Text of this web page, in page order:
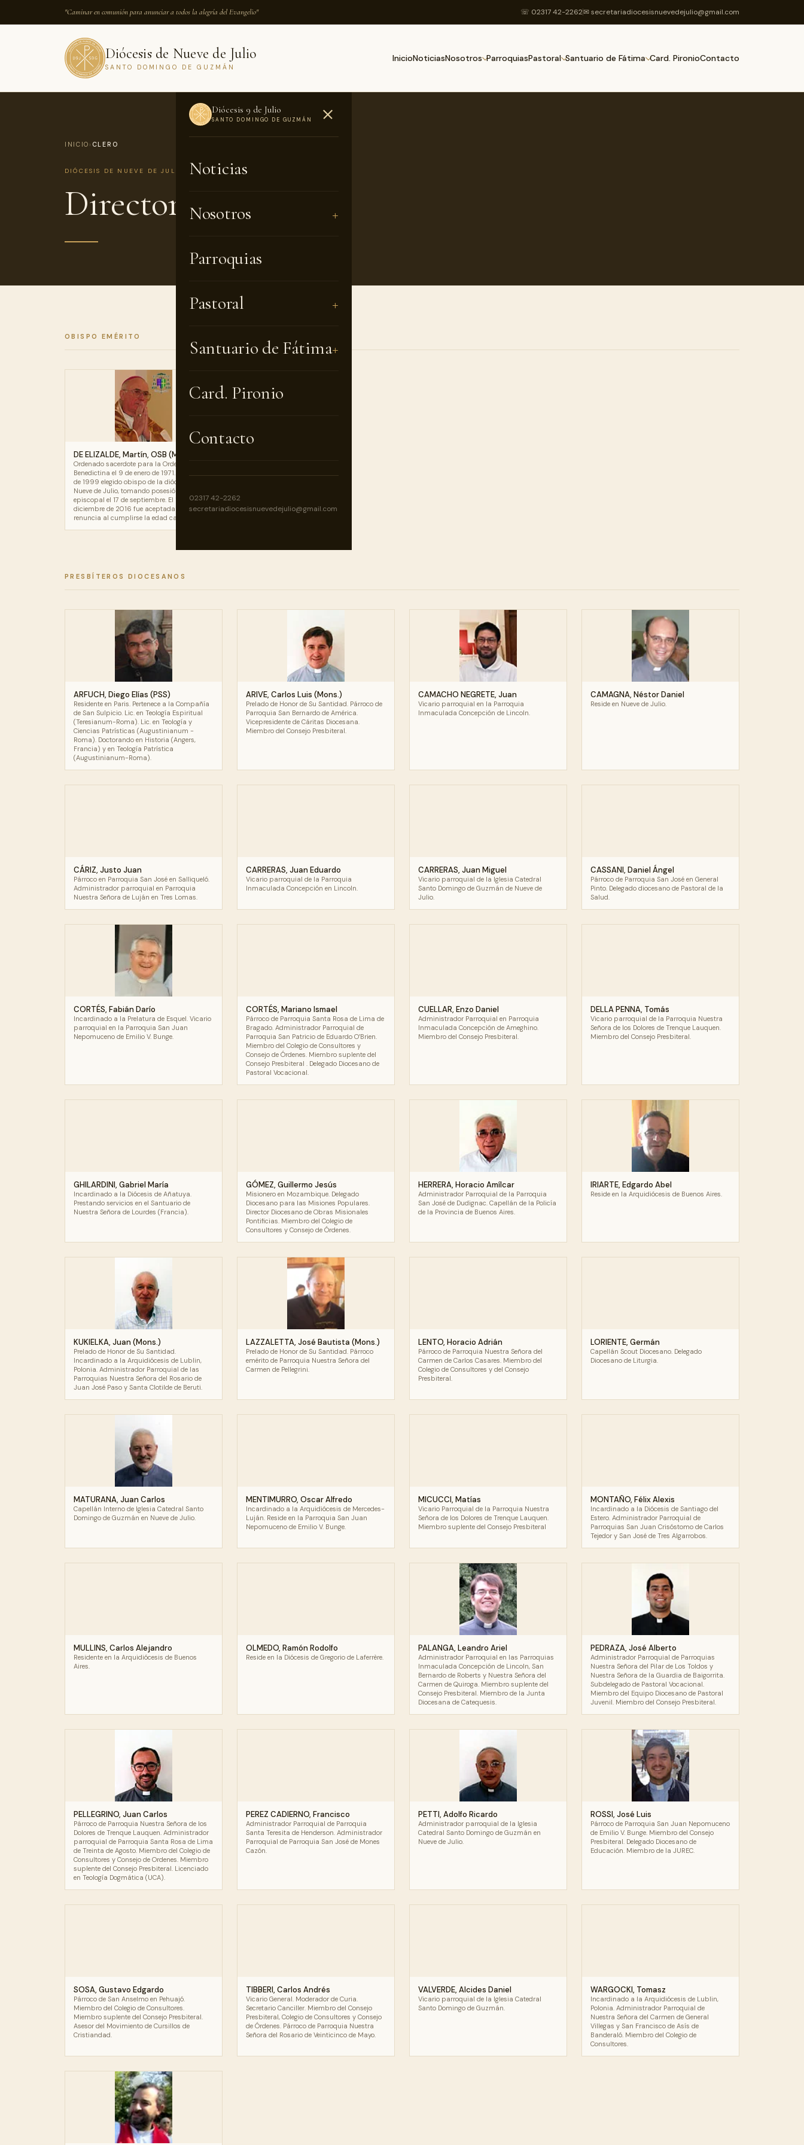
"Caminar en comunión para anunciar a todos la alegría del Evangelio" ☏ 02317 42-2262✉ secretariadiocesisnuevedejulio@gmail.com
Diócesis de Nueve de Julio
SANTO DOMINGO DE GUZMÁN
InicioNoticiasNosotros ParroquiasPastoral Santuario de Fátima Card. PironioContacto
Diócesis 9 de Julio
SANTO DOMINGO DE GUZMÁN
Noticias
Nosotros
Parroquias
Pastoral
Santuario de Fátima
Card. Pironio
Contacto
02317 42-2262
secretariadiocesisnuevedejulio@gmail.com
INICIO › CLERO
DIÓCESIS DE NUEVE DE JULIO
Directorio del
OBISPO EMÉRITO
DE ELIZALDE, Martín, OSB (Mons.)
Ordenado sacerdote para la Orden
Benedictina el 9 de enero de 1971. El 6 de julio
de 1999 elegido obispo de la diócesis de
Nueve de Julio, tomando posesión de su sede
episcopal el 17 de septiembre. El 1º de
diciembre de 2016 fue aceptada su
renuncia al cumplirse la edad canónica.
PRESBÍTEROS DIOCESANOS
ARFUCH, Diego Elías (PSS)
Residente en Paris. Pertenece a la Compañía
de San Sulpicio. Lic. en Teología Espiritual
(Teresianum-Roma). Lic. en Teología y
Ciencias Patrísticas (Augustinianum -
Roma). Doctorando en Historia (Angers,
Francia) y en Teología Patrística
(Augustinianum-Roma).
ARIVE, Carlos Luis (Mons.)
Prelado de Honor de Su Santidad. Párroco de
Parroquia San Bernardo de América.
Vicepresidente de Cáritas Diocesana.
Miembro del Consejo Presbiteral.
CAMACHO NEGRETE, Juan
Vicario parroquial en la Parroquia
Inmaculada Concepción de Lincoln.
CAMAGNA, Néstor Daniel
Reside en Nueve de Julio.
CÁRIZ, Justo Juan
Párroco en Parroquia San José en Salliqueló.
Administrador parroquial en Parroquia
Nuestra Señora de Luján en Tres Lomas.
CARRERAS, Juan Eduardo
Vicario parroquial de la Parroquia
Inmaculada Concepción en Lincoln.
CARRERAS, Juan Miguel
Vicario parroquial de la Iglesia Catedral
Santo Domingo de Guzmán de Nueve de
Julio.
CASSANI, Daniel Ángel
Párroco de Parroquia San José en General
Pinto. Delegado diocesano de Pastoral de la
Salud.
CORTÉS, Fabián Darío
Incardinado a la Prelatura de Esquel. Vicario
parroquial en la Parroquia San Juan
Nepomuceno de Emilio V. Bunge.
CORTÉS, Mariano Ismael
Párroco de Parroquia Santa Rosa de Lima de
Bragado. Administrador Parroquial de
Parroquia San Patricio de Eduardo O’Brien.
Miembro del Colegio de Consultores y
Consejo de Órdenes. Miembro suplente del
Consejo Presbiteral . Delegado Diocesano de
Pastoral Vocacional.
CUELLAR, Enzo Daniel
Administrador Parroquial en Parroquia
Inmaculada Concepción de Ameghino.
Miembro del Consejo Presbiteral.
DELLA PENNA, Tomás
Vicario parroquial de la Parroquia Nuestra
Señora de los Dolores de Trenque Lauquen.
Miembro del Consejo Presbiteral.
GHILARDINI, Gabriel María
Incardinado a la Diócesis de Añatuya.
Prestando servicios en el Santuario de
Nuestra Señora de Lourdes (Francia).
GÓMEZ, Guillermo Jesús
Misionero en Mozambique. Delegado
Diocesano para las Misiones Populares.
Director Diocesano de Obras Misionales
Pontificias. Miembro del Colegio de
Consultores y Consejo de Órdenes.
HERRERA, Horacio Amílcar
Administrador Parroquial de la Parroquia
San José de Dudignac. Capellán de la Policía
de la Provincia de Buenos Aires.
IRIARTE, Edgardo Abel
Reside en la Arquidiócesis de Buenos Aires.
KUKIELKA, Juan (Mons.)
Prelado de Honor de Su Santidad.
Incardinado a la Arquidiócesis de Lublin,
Polonia. Administrador Parroquial de las
Parroquias Nuestra Señora del Rosario de
Juan José Paso y Santa Clotilde de Beruti.
LAZZALETTA, José Bautista (Mons.)
Prelado de Honor de Su Santidad. Párroco
emérito de Parroquia Nuestra Señora del
Carmen de Pellegrini.
LENTO, Horacio Adrián
Párroco de Parroquia Nuestra Señora del
Carmen de Carlos Casares. Miembro del
Colegio de Consultores y del Consejo
Presbiteral.
LORIENTE, Germán
Capellán Scout Diocesano. Delegado
Diocesano de Liturgia.
MATURANA, Juan Carlos
Capellán Interno de Iglesia Catedral Santo
Domingo de Guzmán en Nueve de Julio.
MENTIMURRO, Oscar Alfredo
Incardinado a la Arquidiócesis de Mercedes-
Luján. Reside en la Parroquia San Juan
Nepomuceno de Emilio V. Bunge.
MICUCCI, Matías
Vicario Parroquial de la Parroquia Nuestra
Señora de los Dolores de Trenque Lauquen.
Miembro suplente del Consejo Presbiteral
MONTAÑO, Félix Alexis
Incardinado a la Diócesis de Santiago del
Estero. Administrador Parroquial de
Parroquias San Juan Crisóstomo de Carlos
Tejedor y San José de Tres Algarrobos.
MULLINS, Carlos Alejandro
Residente en la Arquidiócesis de Buenos
Aires.
OLMEDO, Ramón Rodolfo
Reside en la Diócesis de Gregorio de Laferrère.
PALANGA, Leandro Ariel
Administrador Parroquial en las Parroquias
Inmaculada Concepción de Lincoln, San
Bernardo de Roberts y Nuestra Señora del
Carmen de Quiroga. Miembro suplente del
Consejo Presbiteral. Miembro de la Junta
Diocesana de Catequesis.
PEDRAZA, José Alberto
Administrador Parroquial de Parroquias
Nuestra Señora del Pilar de Los Toldos y
Nuestra Señora de la Guardia de Baigorrita.
Subdelegado de Pastoral Vocacional.
Miembro del Equipo Diocesano de Pastoral
Juvenil. Miembro del Consejo Presbiteral.
PELLEGRINO, Juan Carlos
Párroco de Parroquia Nuestra Señora de los
Dolores de Trenque Lauquen. Administrador
parroquial de Parroquia Santa Rosa de Lima
de Treinta de Agosto. Miembro del Colegio de
Consultores y Consejo de Ordenes. Miembro
suplente del Consejo Presbiteral. Licenciado
en Teología Dogmática (UCA).
PEREZ CADIERNO, Francisco
Administrador Parroquial de Parroquia
Santa Teresita de Henderson. Administrador
Parroquial de Parroquia San José de Mones
Cazón.
PETTI, Adolfo Ricardo
Administrador parroquial de la Iglesia
Catedral Santo Domingo de Guzmán en
Nueve de Julio.
ROSSI, José Luis
Párroco de Parroquia San Juan Nepomuceno
de Emilio V. Bunge. Miembro del Consejo
Presbiteral. Delegado Diocesano de
Educación. Miembro de la JUREC.
SOSA, Gustavo Edgardo
Párroco de San Anselmo en Pehuajó.
Miembro del Colegio de Consultores.
Miembro suplente del Consejo Presbiteral.
Asesor del Movimiento de Cursillos de
Cristiandad.
TIBBERI, Carlos Andrés
Vicario General. Moderador de Curia.
Secretario Canciller. Miembro del Consejo
Presbiteral, Colegio de Consultores y Consejo
de Órdenes. Párroco de Parroquia Nuestra
Señora del Rosario de Veinticinco de Mayo.
VALVERDE, Alcides Daniel
Vicario parroquial de la Iglesia Catedral
Santo Domingo de Guzmán.
WARGOCKI, Tomasz
Incardinado a la Arquidiócesis de Lublin,
Polonia. Administrador Parroquial de
Nuestra Señora del Carmen de General
Villegas y San Francisco de Asís de
Banderaló. Miembro del Colegio de
Consultores.